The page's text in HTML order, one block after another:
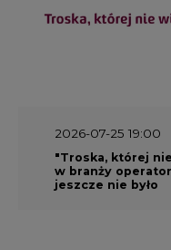
2026-07-25 19:00
"Troska, której
w branży
jeszcze nie było